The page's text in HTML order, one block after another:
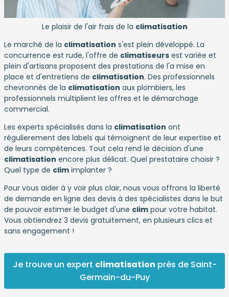
Le plaisir de l'air frais de la climatisation
Le marché de la climatisation s'est plein développé. La
concurrence est rude, l'offre de climatiseurs est variée et
plein d'artisans proposent des prestations de l'a mise en
place et d'entretiens de climatisation. Des professionnels
chevronnés de la climatisation aux plombiers, les
professionnels multiplient les offres et le démarchage
commercial.
Les experts spécialisés dans la climatisation ont
régulierement des labels qui témoignent de leur expertise et
de leurs compétences. Tout cela rend le décision d'une
climatisation encore plus délicat. Quel prestataire choisir ?
Quel type de clim implanter ?
Pour vous aider à y voir plus clair, nous vous offrons la liberté
de demande en ligne des devis à des spécialistes dans le but
de pouvoir estimer le budget d'une clim pour votre habitat.
Vous obtiendrez 3 devis gratuitement, en plusieurs clics et
sans engagement !
Je trouve un expert climatisation près de Saint-
Germain-du-Puy